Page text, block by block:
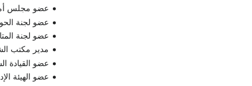
عضو مجلس
عضو لجنة
عضو لجنة
مدير مكتب
عضو القيادة
عضو الهيئة